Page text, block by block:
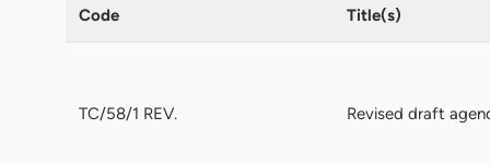
Code Title(s)
TC/58/1 REV. Revised draft